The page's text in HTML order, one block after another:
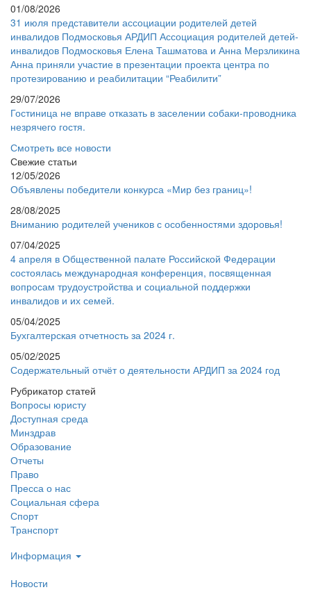
01/08/2026
31 июля представители ассоциации родителей детей
инвалидов Подмосковья АРДИП Ассоциация родителей детей-
инвалидов Подмосковья Елена Ташматова и Анна Мерзликина
Анна приняли участие в презентации проекта центра по
протезированию и реабилитации “Реабилити”
29/07/2026
Гостиница не вправе отказать в заселении собаки-проводника
незрячего гостя.
Смотреть все новости
Свежие статьи
12/05/2026
Объявлены победители конкурса «Мир без границ»!
28/08/2025
Вниманию родителей учеников с особенностями здоровья!
07/04/2025
4 апреля в Общественной палате Российской Федерации
состоялась международная конференция, посвященная
вопросам трудоустройства и социальной поддержки
инвалидов и их семей.
05/04/2025
Бухгалтерская отчетность за 2024 г.
05/02/2025
Содержательный отчёт о деятельности АРДИП за 2024 год
Рубрикатор статей
Вопросы юристу
Доступная среда
Минздрав
Образование
Отчеты
Право
Пресса о нас
Социальная сфера
Спорт
Транспорт
Информация
Новости